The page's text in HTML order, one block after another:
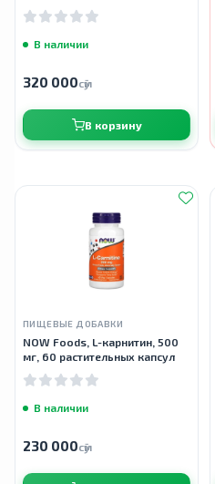
В наличии
320 000сӯм
В корзину
ПИЩЕВЫЕ ДОБАВКИ
NOW Foods, L-карнитин, 500
мг, 60 растительных капсул
В наличии
230 000сӯм